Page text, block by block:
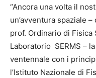
“Ancora una volta il
un’avventura spaziale
prof. Ordinario di
Laboratorio SERMS –
ventennale con i
l’Istituto Nazionale di